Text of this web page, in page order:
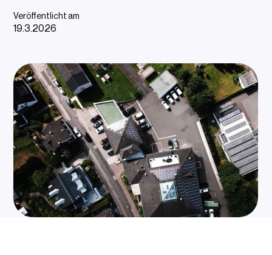
Veröffentlicht am
19.3.2026